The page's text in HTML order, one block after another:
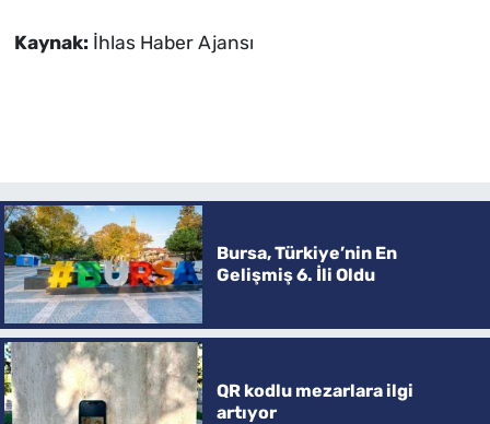
Kaynak: İhlas Haber Ajansı
Bursa, Türkiye’nin En
Gelişmiş 6. İli Oldu
QR kodlu mezarlara ilgi
artıyor